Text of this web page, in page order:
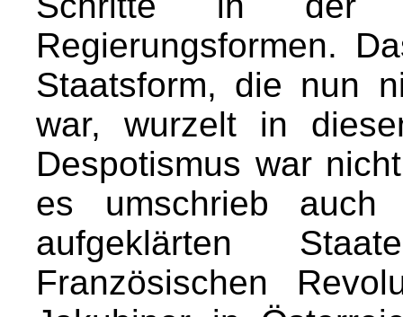
Regierungsformen.
Staatsform, die nun
war, wurzelt in
Despotismus war
es umschrieb
aufgeklärten
Französischen